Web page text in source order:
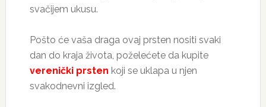
svačijem ukusu.
Pošto će vaša draga ovaj prsten nositi svaki
dan do kraja života, poželećete da kupite
verenički prsten koji se uklapa u njen
svakodnevni izgled.